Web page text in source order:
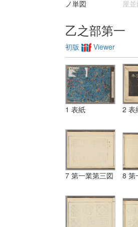
ノ単図 屋
乙之部第一
初版 Viewer
1 表紙 2 表
7 第一業第三図 8 第